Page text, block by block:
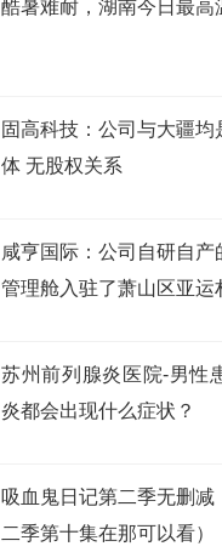
酷暑难耐，湖南今日最
固高科技：公司与大疆均
体 无股权关系
咸亨国际：公司自研自产
管理舱入驻了萧山区亚运
苏州前列腺炎医院-男性
炎都会出现什么症状？
吸血鬼日记第二季无删减
二季第十集在那可以看）